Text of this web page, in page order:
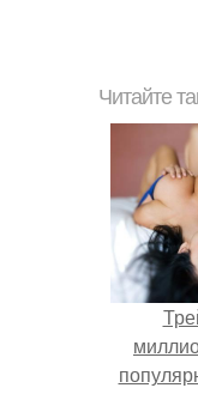
Читайте